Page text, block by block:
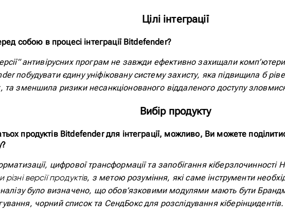
Цілі інтеграції
собою в процесі інтеграції Bitdefender?
антивірусних програм не завжди ефективно захищали
побудувати єдину уніфіковану систему захисту, яка підвищила б
та зменшила ризики несанкціонованого віддаленого доступу
Вибір продукту
продуктів Bitdefender для інтеграції, можливо, Ви можете
цифрової трансформації та запобігання кіберзлочинності
версії продуктів, з метою розуміння, які саме інструменти
аналізу було визначено, що обов’язковими модулями мають бути
чорний список та СендБокс для розслідування кіберінцидентів.